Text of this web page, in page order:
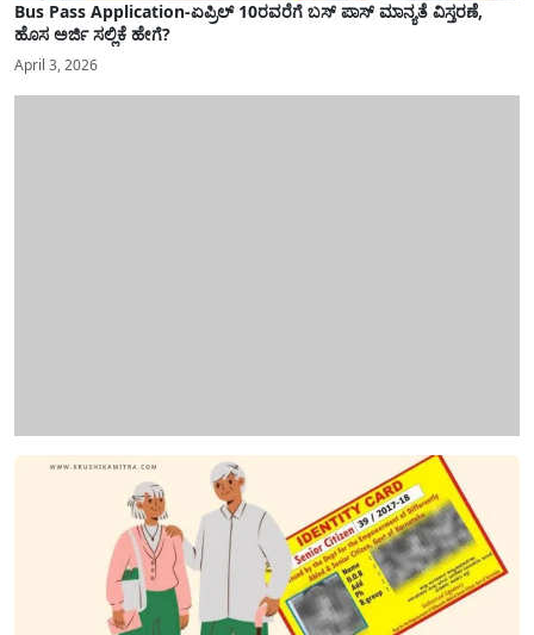
Bus Pass Application-ಏಪ್ರಿಲ್ 10ರವರೆಗೆ ಬಸ್ ಪಾಸ್ ಮಾನ್ಯತೆ ವಿಸ್ತರಣೆ,
ಹೊಸ ಅರ್ಜಿ ಸಲ್ಲಿಕೆ ಹೇಗೆ?
April 3, 2026